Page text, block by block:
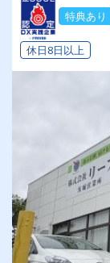
特典あり
休日8日以上